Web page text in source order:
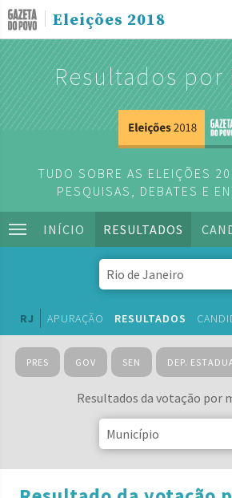
Eleições 2018
Resultados por
TUDO SOBRE AS ELEIÇÕES
PESQUISAS, DEBATES E
INÍCIO RESULTADOS
RJ APURAÇÃO RESULTADOS
PRES GOV SEN DEP.
Resultados da votação por